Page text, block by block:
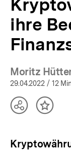
ihre
Moritz
29.04.2022 / 12
TeilenInhalt